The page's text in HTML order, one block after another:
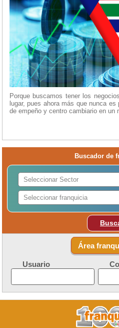
Porque buscamos tener los
lugar, pues ahora más que nunca
de empeño y centro cambiario en un
Buscador de
Área
Usuario